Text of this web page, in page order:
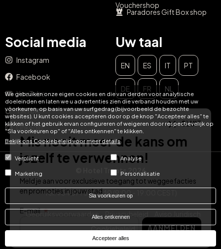
We gebruiken onze eigen cookies en die van derden voor analytische
doeleinden en laten we u advertenties zien die verband houden met uw
voorkeuren, op basis van uw surfgedrag (bijvoorbeeld de bezochte
websites). U kunt cookies accepteren door op de knop "Accepteer alles" te
klikken of het gebruik ervan configureren of weigeren door respectievelijk op
"Sla voorkeuren op" of "Alles ontkennen" te klikken.
Bekijk ons ​​Cookiebeleid voor meer details
Verplicht Analyse
Marketing Personalisatie
Sla voorkeuren op
Alles ontkennen
Accepteer alles
Vouchershop
Paradores Gift Box shop
Social media
Instagram
Facebook
YouTube
TikTok
LinkedIn
Uw taal
EN ES IT PT
DE FR NL
© Hotel Treats 2026
Tel: +34 871 51 00 40 (9:00 - 19:00 CEST)
Gebruiksvoorwaarden Privacybeleid
Cookiebeleid
Mis nooit meer de kans om
jezelf te verwennen!
Meld je aan voor exclusieve toegang tot weggeefacties
en promoties in jouw stad.
E-mail